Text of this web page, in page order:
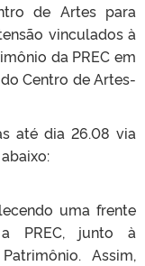
de Artes para
vinculados à
da PREC em
Centro de Artes-
até dia 26.08 via
uma frente
PREC, junto à
Assim,